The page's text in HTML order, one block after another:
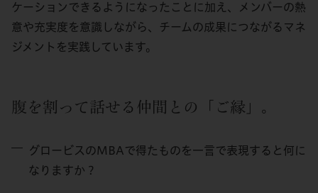
ケーションできるようになったことに加え、メンバーの熱
意や充実度を意識しながら、チームの成果につながるマネ
ジメントを実践しています。
腹を割って話せる仲間との「ご縁」。
グロービスのMBAで得たものを一言で表現すると何に
なりますか？